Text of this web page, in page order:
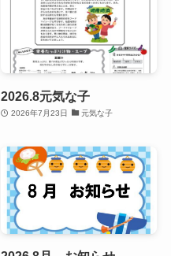
2026.8元気な子
2026年7月23日 元気な子